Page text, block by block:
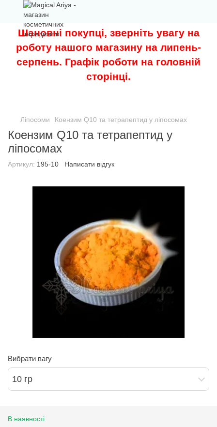
Шановні покупці, зверніть увагу на
роботу нашого магазину на липень-
серпень. Графік роботи на головній
сторінці.
Ліпосоми Коензим Q10 та тетрапептид у ліпосомах
Коензим Q10 та тетрапептид у
ліпосомах
Артикул: 195-10 Написати відгук
Вибрати вагу
10 гр
В наявності